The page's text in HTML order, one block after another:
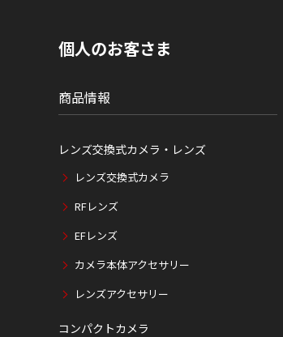
個人のお客さま
商品情報
レンズ交換式カメラ・レンズ
レンズ交換式カメラ
RFレンズ
EFレンズ
カメラ本体アクセサリー
レンズアクセサリー
コンパクトカメラ